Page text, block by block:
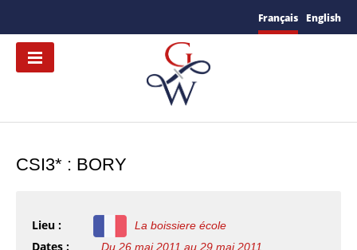
Français English
CSI3* : BORY
Lieu : La boissiere école
Dates : Du 26 mai 2011 au 29 mai 2011